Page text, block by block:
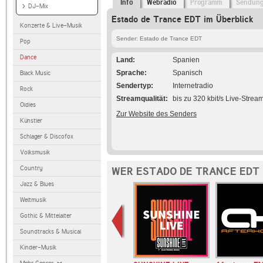
DJ-Mix
Konzerte & Live-Musik
Pop
Dance
Black Music
Rock
Oldies
Künstler
Schlager & Discofox
Volksmusik
Country
Jazz & Blues
Weltmusik
Gothic & Mittelalter
Soundtracks & Musical
Kinder-Musik
Info Webradio Programm
Estado de Trance EDT im Überblick
Sender: Estado de Trance EDT
Land
Spanien
Sprache
Spanisch
Sendertyp
Internetradio
Streamqualität
bis zu 320 kbit/s Live-
Zur Website des Senders
WER ESTADO DE TRANCE EDT